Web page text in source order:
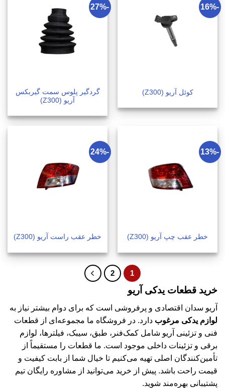
-16%
کوئل آریو (Z300)
-27%
گردگیر پلوس سمت گیربکس
آریو (Z300)
-13%
خطر عقب چپ آریو (Z300)
-24%
خطر عقب راست آریو (Z300)
1
2
خرید قطعات یدکی آریو
آریو سدان اقتصادی و پرفروشی است که برای دوام بیشتر نیاز به
لوازم یدکی مرغوب دارد. در فروشگاه ما مجموعه‌ای از قطعات
فنی و تزئینی آریو شامل کمک‌فنر، طبق، سیبک، فیلترها، لوازم
برقی و تزئینات داخلی موجود است. ما قطعات را مستقیماً از
تأمین‌کنندگان اصلی تهیه می‌کنیم تا خیال شما از بابت کیفیت و
قیمت راحت باشد. پیش از خرید می‌توانید از مشاوره رایگان تیم
پشتیبانی بهره‌مند شوید.